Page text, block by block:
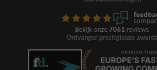
Bekijk onze 7061 reviews
Ontvanger prestigieuze awards